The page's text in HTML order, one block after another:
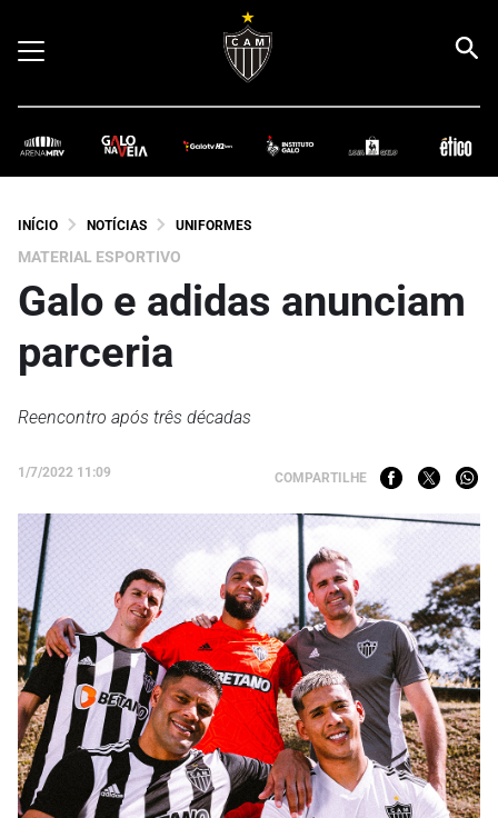
INÍCIO NOTÍCIAS UNIFORMES
MATERIAL ESPORTIVO
Galo e adidas anunciam
parceria
Reencontro após três décadas
1/7/2022 11:09 COMPARTILHE